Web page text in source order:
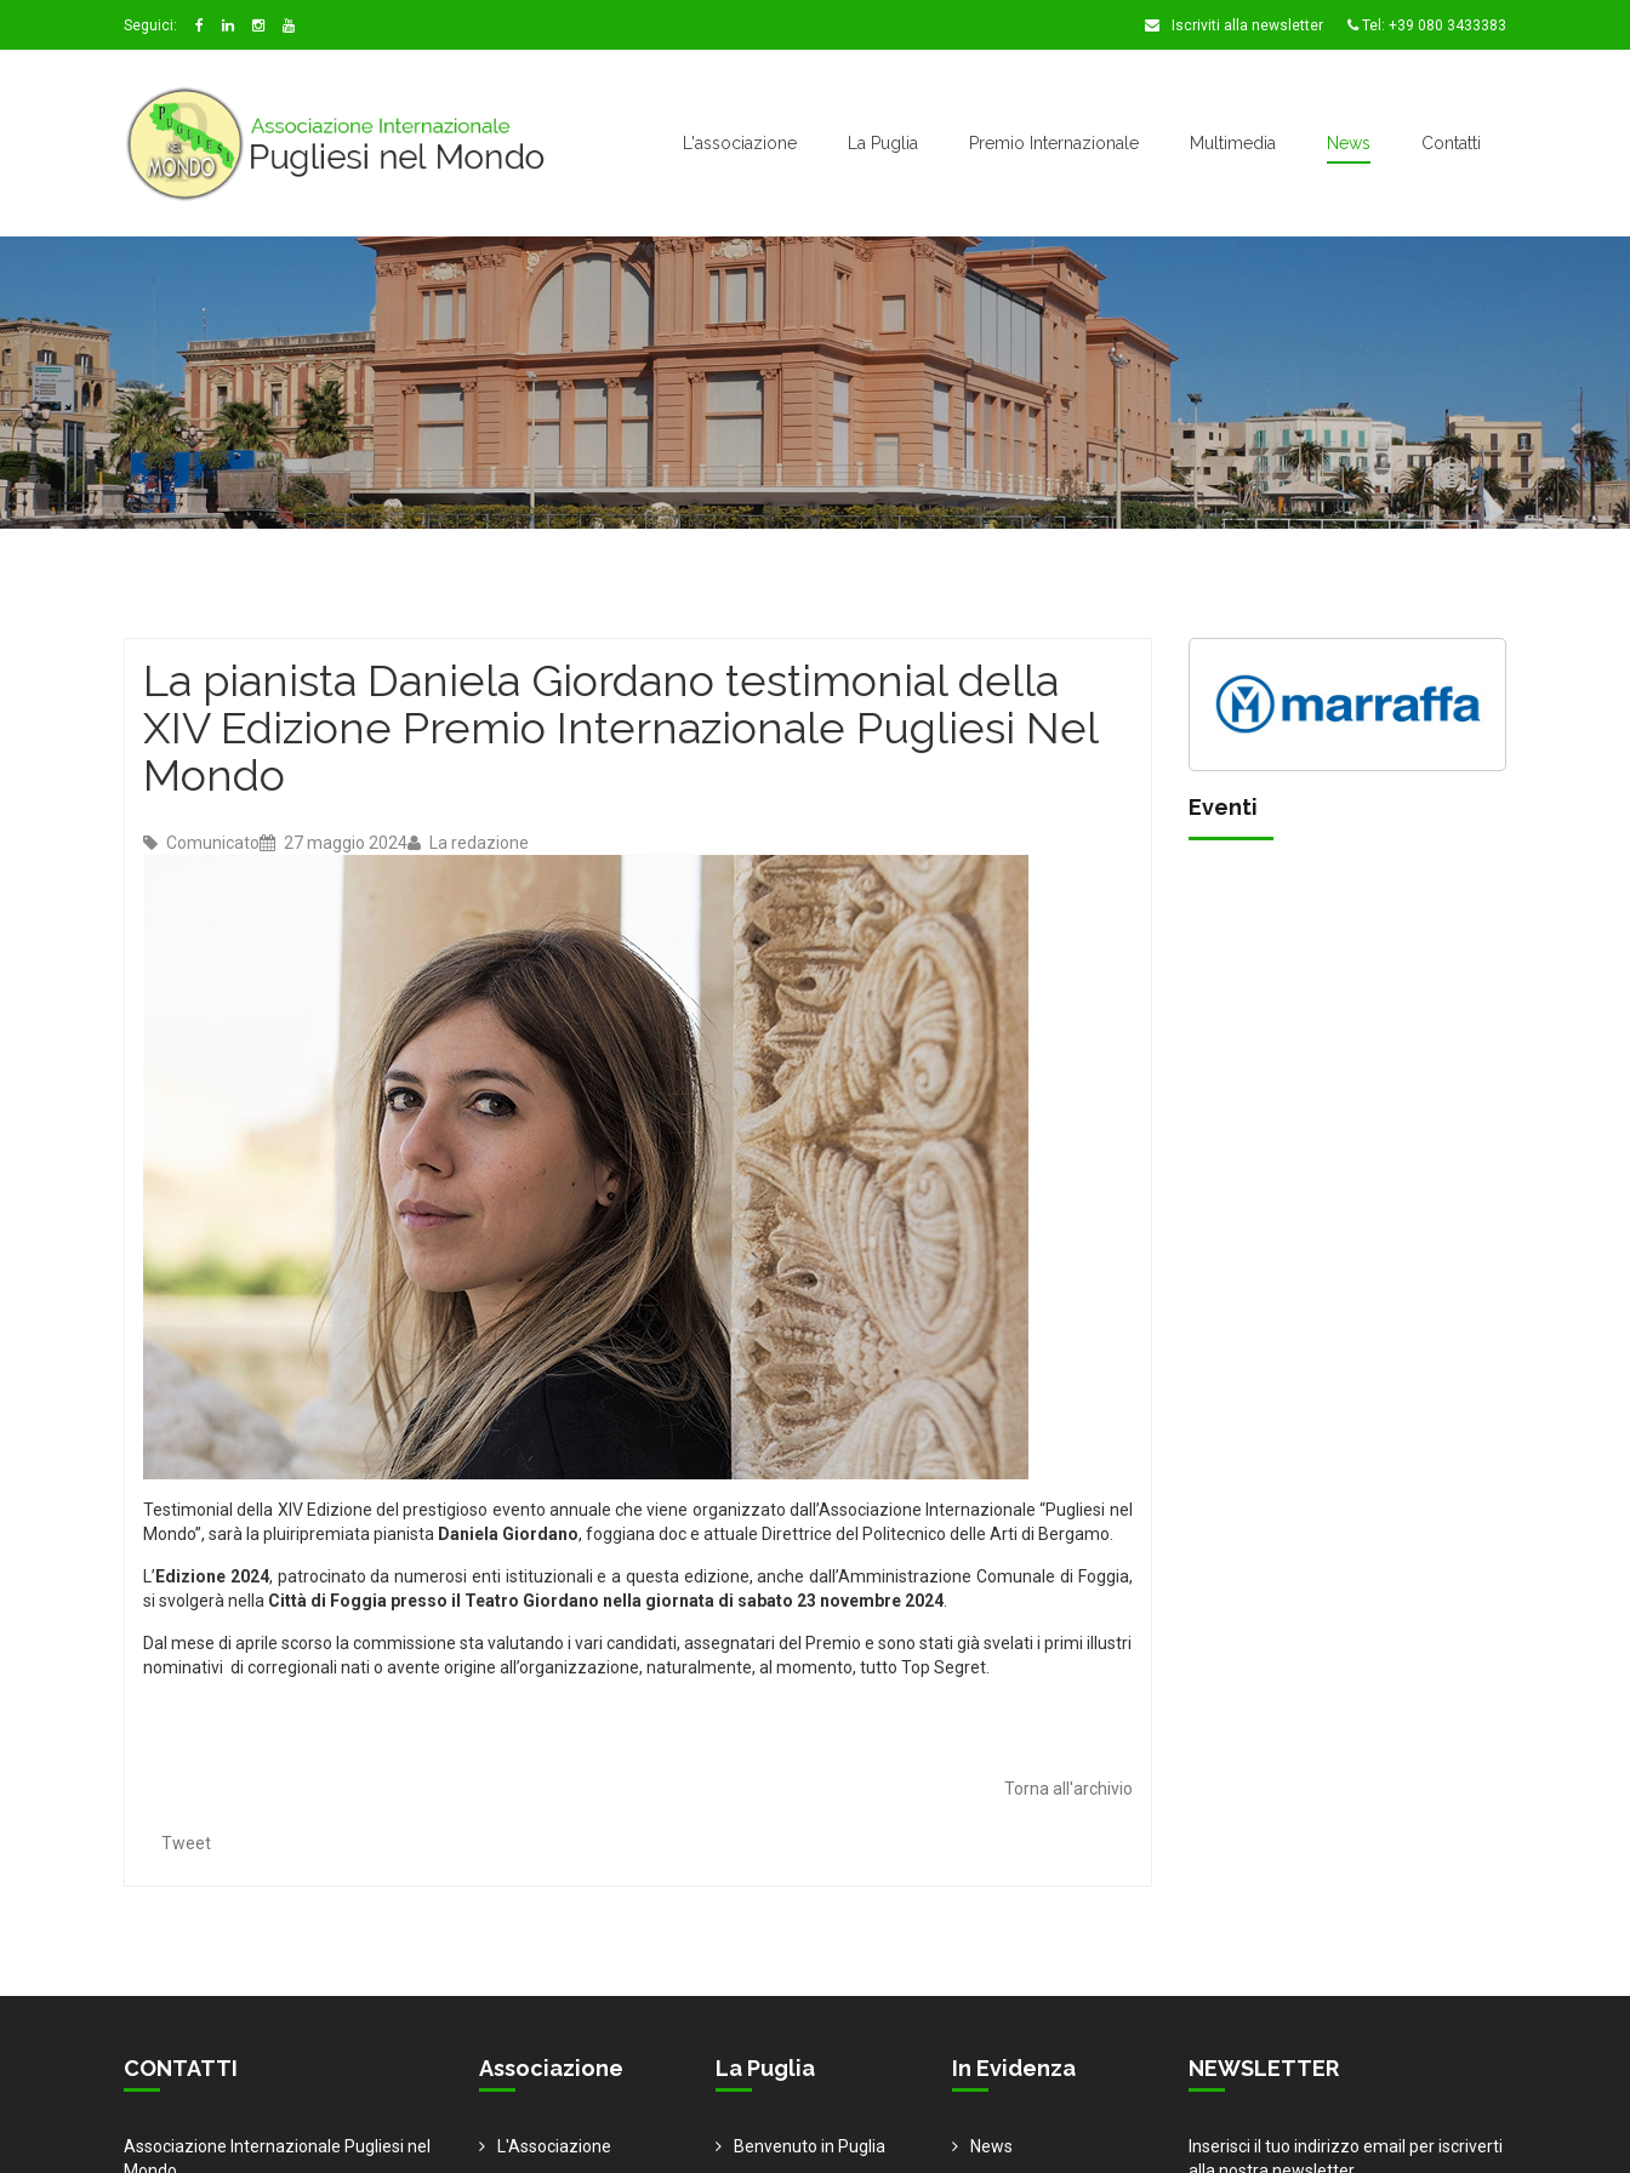
Seguici: Iscriviti alla newsletter Tel: +39 080 3433383
L'associazione La Puglia Premio Internazionale Multimedia News Contatti
La pianista Daniela Giordano testimonial della
XIV Edizione Premio Internazionale Pugliesi Nel
Mondo
Comunicato 27 maggio 2024 La redazione
Testimonial della XIV Edizione del prestigioso evento annuale che viene organizzato dall’Associazione Internazionale “Pugliesi nel
Mondo”, sarà la pluiripremiata pianista Daniela Giordano, foggiana doc e attuale Direttrice del Politecnico delle Arti di Bergamo.
L’Edizione 2024, patrocinato da numerosi enti istituzionali e a questa edizione, anche dall’Amministrazione Comunale di Foggia,
si svolgerà nella Città di Foggia presso il Teatro Giordano nella giornata di sabato 23 novembre 2024
Dal mese di aprile scorso la commissione sta valutando i vari candidati, assegnatari del Premio e sono stati già svelati i primi illustri
nominativi di corregionali nati o avente origine all’organizzazione, naturalmente, al momento, tutto Top Segret.
Torna all'archivio
Tweet
Eventi
CONTATTI
Associazione Internazionale Pugliesi nel
Associazione
L'Associazione
La Puglia
Benvenuto in Puglia
In Evidenza
News
NEWSLETTER
Inserisci il tuo indirizzo email per iscriverti